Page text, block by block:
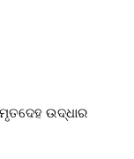
ମୃତଦେହ ଉଦ୍ଧାର